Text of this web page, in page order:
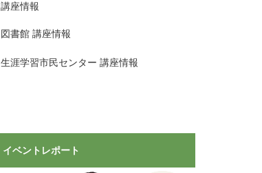
講座情報
図書館 講座情報
生涯学習市民センター 講座情報
イベントレポート